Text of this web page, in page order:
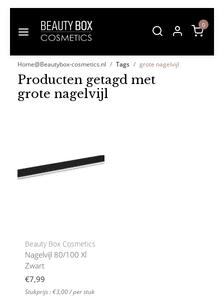
0
Home@Beautybox-cosmetics.nl Tags grote nagelvijl
Producten getagd met
grote nagelvijl
Beauty Box Cosmetics
Nagelvijl 80/100 Xl
Zwart
€7,99
Stukprijs : €3,00 / per stuk